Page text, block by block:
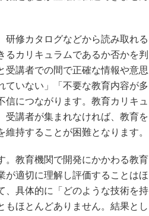
修カタログなどから読み取れる
カリキュラムであるか否かを判
受講者での間で正確な情報や意思
ていない」「不要な教育内容が多
信につながります。教育カリキュ
受講者が集まれなければ、教育を
持することが困難となります。
教育機関で開発にかかわる教育
が適切に理解し評価することはほ
、具体的に「どのような技術を持
もほとんどありません。結果とし